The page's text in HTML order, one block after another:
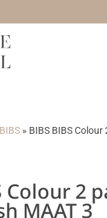
BIBS » BIBS BIBS
Colour 2
MAAT 3